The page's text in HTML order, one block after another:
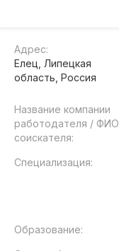
Адрес:
Елец, Липецкая
область, Россия
Название компании
работодателя / ФИО
соискателя:
Специализация:
Образование: